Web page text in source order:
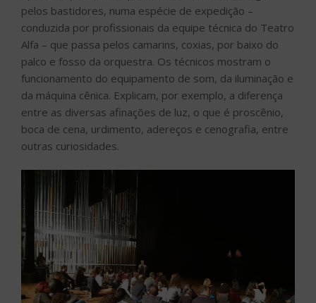
outras curiosidades.
Serviço
Fazendo Cena – Invadindo os Bastidores – Dia 18 de